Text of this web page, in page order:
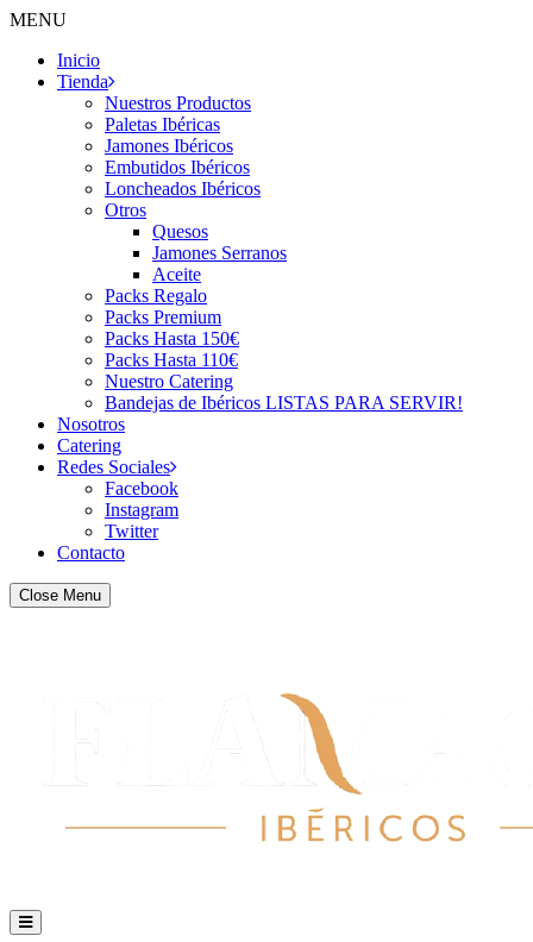
MENU
Inicio
Tienda
Nuestros Productos
Paletas Ibéricas
Jamones Ibéricos
Embutidos Ibéricos
Loncheados Ibéricos
Otros
Quesos
Jamones Serranos
Aceite
Packs Regalo
Packs Premium
Packs Hasta 150€
Packs Hasta 110€
Nuestro Catering
Bandejas de Ibéricos LISTAS PARA SERVIR!
Nosotros
Catering
Redes Sociales
Facebook
Instagram
Twitter
Contacto
Close Menu